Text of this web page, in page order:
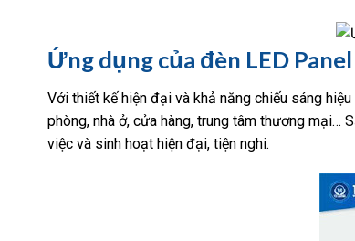
Ứng dụng của đèn LED
Với thiết kế hiện đại và khả năng chiếu sáng
phòng, nhà ở, cửa hàng, trung tâm thương mại…
việc và sinh hoạt hiện đại, tiện nghi.